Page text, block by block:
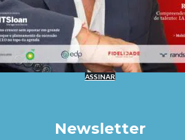
ASSINAR
Newsletter